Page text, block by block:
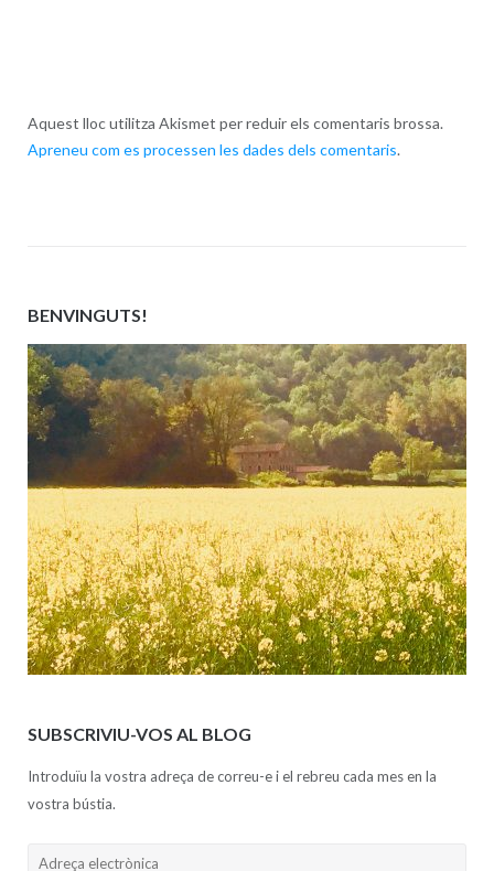
Aquest lloc utilitza Akismet per reduir els comentaris brossa.
Apreneu com es processen les dades dels comentaris.
BENVINGUTS!
SUBSCRIVIU-VOS AL BLOG
Introduïu la vostra adreça de correu-e i el rebreu cada mes en la
vostra bústia.
Adreça